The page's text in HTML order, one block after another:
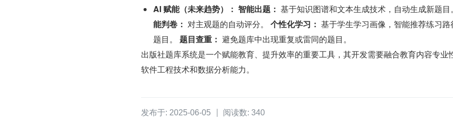
AI 赋能（未来趋势）： 智能出题： 基于知识图谱和文本生成技术，自动生成新题目
能判卷： 对主观题的自动评分。 个性化学习： 基于学生学习画像，智能推荐练习路
题目。 题目查重： 避免题库中出现重复或雷同的题目。
出版社题库系统是一个赋能教育、提升效率的重要工具，其开发需要融合教育内容专业性
软件工程技术和数据分析能力。
发布于: 2025-06-05 阅读数: 340